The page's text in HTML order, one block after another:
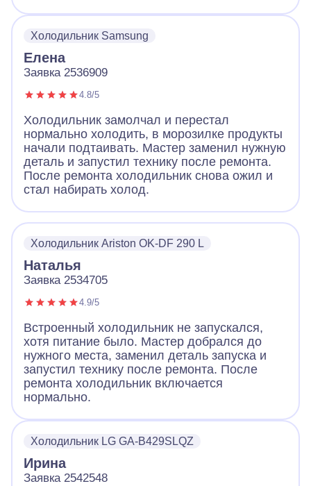
Холодильник Samsung
Елена
Заявка 2536909
4.8/5
Холодильник замолчал и перестал
нормально холодить, в морозилке продукты
начали подтаивать. Мастер заменил нужную
деталь и запустил технику после ремонта.
После ремонта холодильник снова ожил и
стал набирать холод.
Холодильник Ariston OK-DF 290 L
Наталья
Заявка 2534705
4.9/5
Встроенный холодильник не запускался,
хотя питание было. Мастер добрался до
нужного места, заменил деталь запуска и
запустил технику после ремонта. После
ремонта холодильник включается
нормально.
Холодильник LG GA-B429SLQZ
Ирина
Заявка 2542548